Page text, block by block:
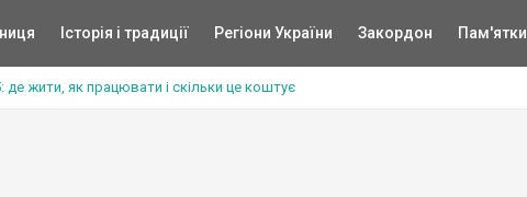
Історія і традиції Регіони України Закордон Пам'ятки
де жити, як працювати і скільки це коштує